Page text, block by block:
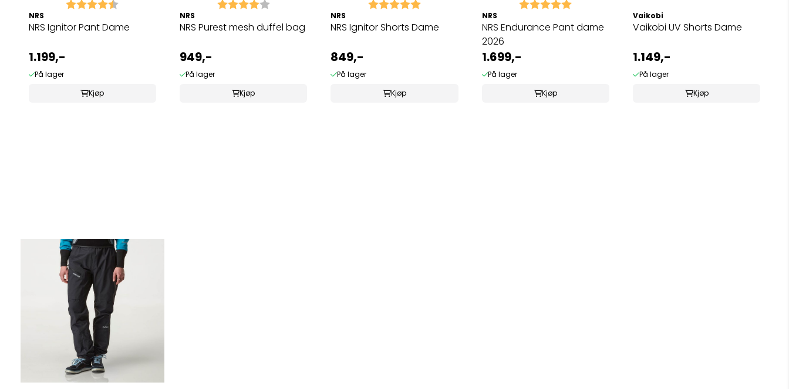
Karakter:
NRS
NRS Ignitor Pant Dame
1.199,-
På lager
Kjøp
Karakter: 4.0 av 5 mulige
NRS
NRS Purest mesh duffel bag
949,-
På lager
Kjøp
Karakter: 5.0 av 5 mulige
NRS
NRS Ignitor Shorts Dame
849,-
På lager
Kjøp
Karakter:
NRS
NRS Endurance Pant dame
2026
1.699,-
På lager
Kjøp
Vaikobi
Vaikobi UV Shorts Dame
1.149,-
På lager
Kjøp